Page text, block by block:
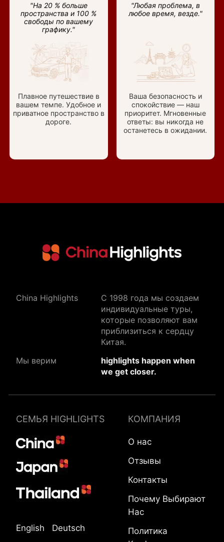
"На 20 % больше
пространства и 100 %
свободы по вашему
графику."
Плавное путешествие в
вашем темпе. Удобное и
приватное пространство в
дороге.
"Любая проблема, в
любое время, везде."
Ваша безопасность и
спокойствие — наш
приоритет. Мгновенные
ответы: вы никогда не
останетесь в ожидании.
China Highlights
C 1998 года мы создаем
индивидуальные туры,
которые позволяют вам
приблизиться к сердцу
Китая.
Мы верим
highlights happen when
we get closer.
СЕМЬЯ HIGHLIGHTS
English
Deutsch
КОМПАНИЯ
О нас
Отзывы
Контакты
Почему Выбирают
Нас
Политика